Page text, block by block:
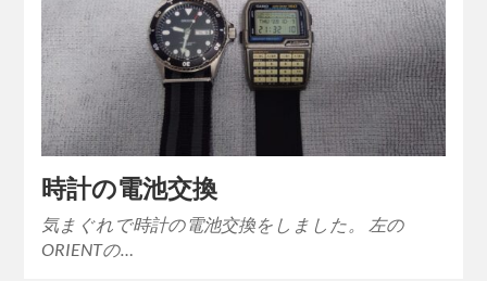
時計の電池交換
気まぐれで時計の電池交換をしました。 左の
ORIENTの…